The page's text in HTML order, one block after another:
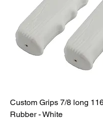
Custom Grips 7/8 long
Rubber - White